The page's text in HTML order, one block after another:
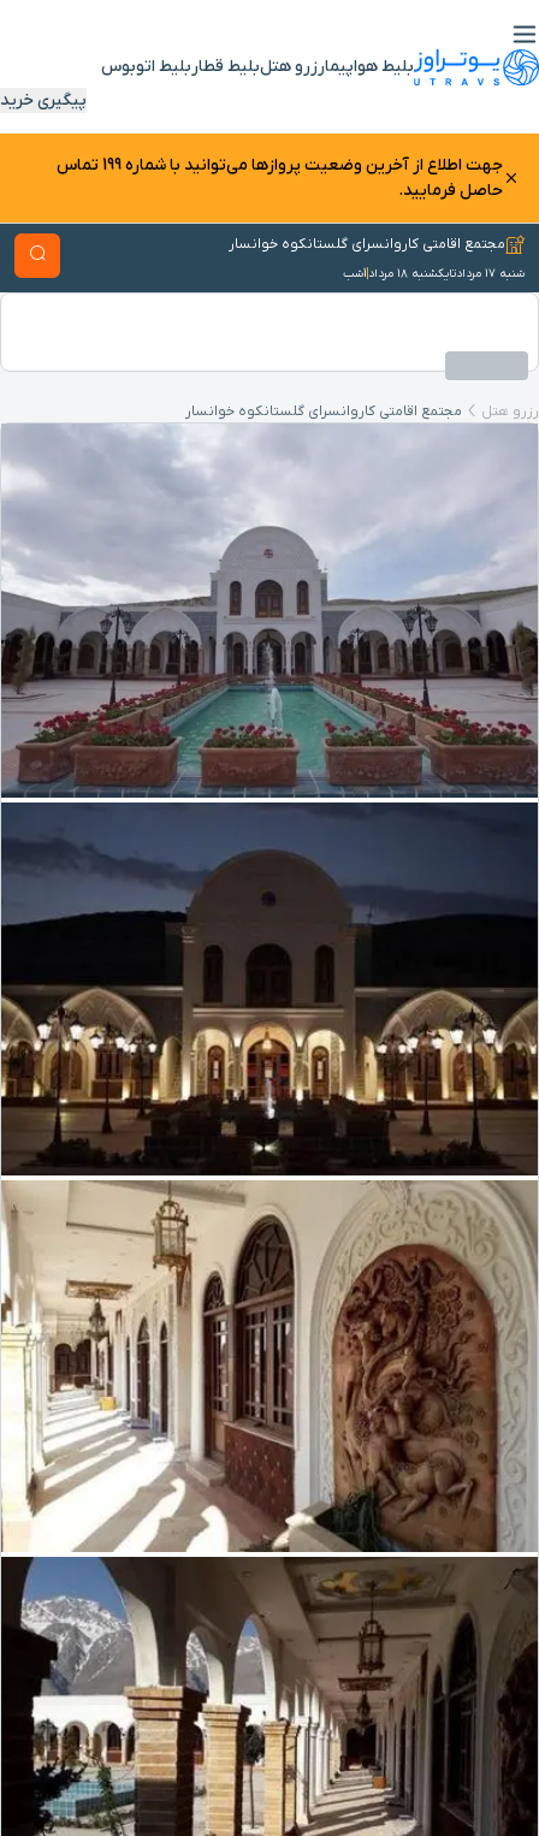
بلیط هواپیمارزرو هتلبلیط قطار بلیط اتوبوس
پیگیری خرید
جهت اطلاع از آخرین وضعیت پرواز‌ها می‌توانید با شماره 199 تماس
حاصل فرمایید.
مجتمع اقامتی کاروانسرای گلستانکوه خوانسار
شنبه ۱۷ مرداد تایکشنبه ۱۸ مرداد 1شب
رزرو هتل مجتمع اقامتی کاروانسرای گلستانکوه خوانسار